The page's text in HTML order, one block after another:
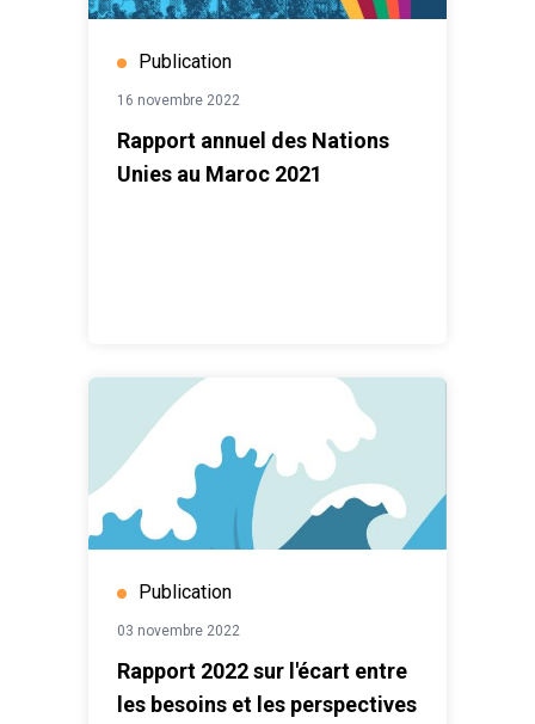
Publication
16 novembre 2022
Rapport annuel des Nations
Unies au Maroc 2021
Publication
03 novembre 2022
Rapport 2022 sur l'écart entre
les besoins et les perspectives